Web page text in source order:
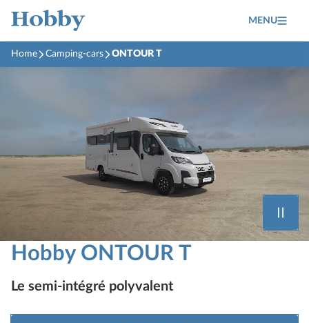
MENU
Home Camping-cars ONTOUR T
Hobby ONTOUR T
Le semi-intégré polyvalent